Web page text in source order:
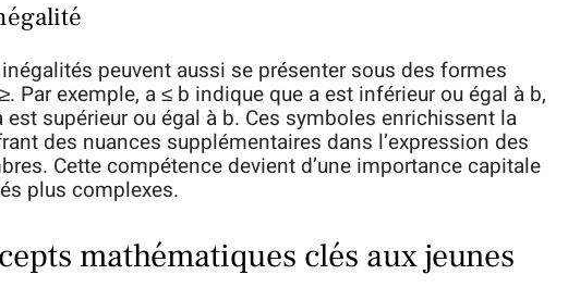
peuvent aussi se présenter sous des formes
Par exemple, a ≤ b indique que a est inférieur ou égal à b,
supérieur ou égal à b. Ces symboles enrichissent la
des nuances supplémentaires dans l’expression des
Cette compétence devient d’une importance capitale
plus complexes.
mathématiques clés aux jeunes